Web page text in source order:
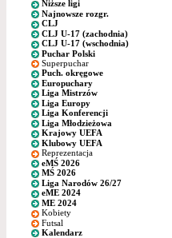
Niższe ligi
Najnowsze rozgr.
CLJ
CLJ U-17 (zachodnia)
CLJ U-17 (wschodnia)
Puchar Polski
Superpuchar
Puch. okręgowe
Europuchary
Liga Mistrzów
Liga Europy
Liga Konferencji
Liga Młodzieżowa
Krajowy UEFA
Klubowy UEFA
Reprezentacja
eMŚ 2026
MŚ 2026
Liga Narodów 26/27
eME 2024
ME 2024
Kobiety
Futsal
Kalendarz